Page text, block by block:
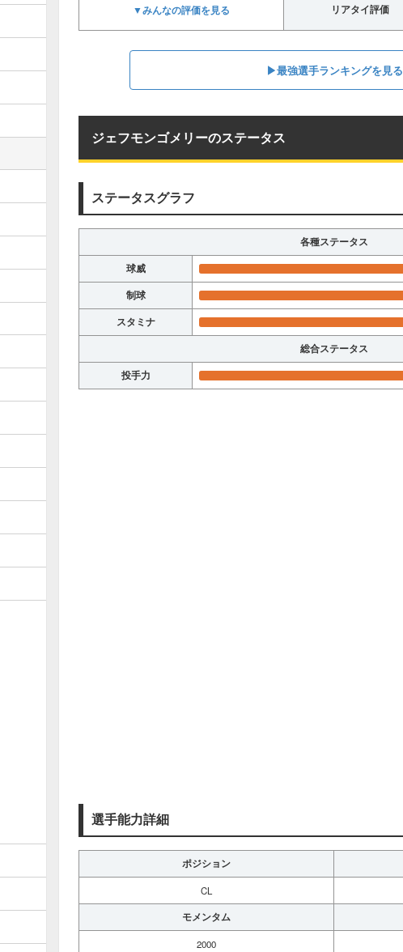
▼みんなの評価を見る リアタイ評価
▶︎最強選手ランキングを見る
ジェフモンゴメリーのステータス
ステータスグラフ
各種ステータス
球威
制球
スタミナ
総合ステータス
投手力
選手能力詳細
ポジション
CL
モメンタム
2000